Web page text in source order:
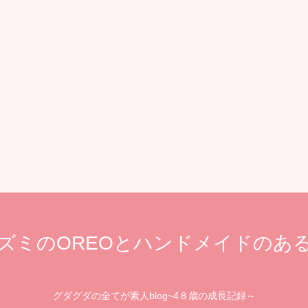
ミのOREOとハンドメイドのあ
グダグダの全てが素人blog~4８歳の成長記録～